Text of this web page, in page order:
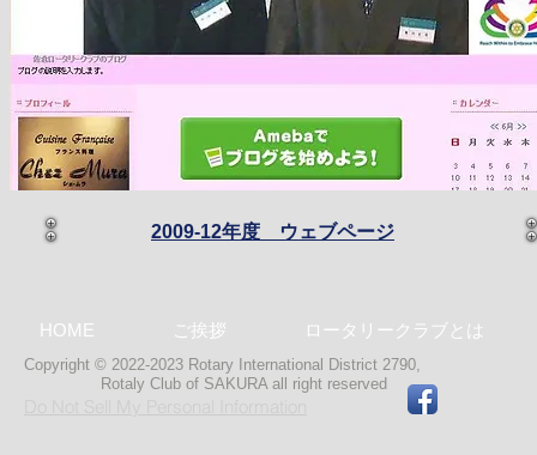
2009-12年度 ウェブページ
HOME ご挨拶 ロータリークラブとは
Copyright © 2022-2023 Rotary International District 2790,
Rotaly Club of SAKURA all right reserved